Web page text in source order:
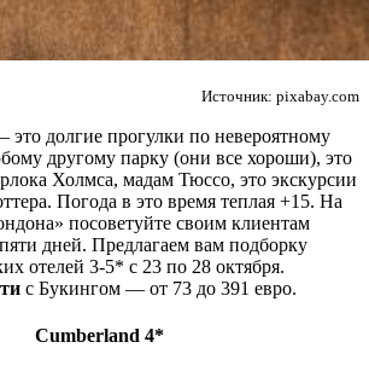
Источник: pixabay.com
долгие прогулки по невероятному
другому парку (они все хороши), это
Холмса, мадам Тюссо, это экскурсии
Погода в это время теплая +15. На
посоветуйте своим клиентам
дней. Предлагаем вам подборку
отелей 3-5* с 23 по 28 октября.
с Букингом — от 73 до 391 евро.
Cumberland 4*